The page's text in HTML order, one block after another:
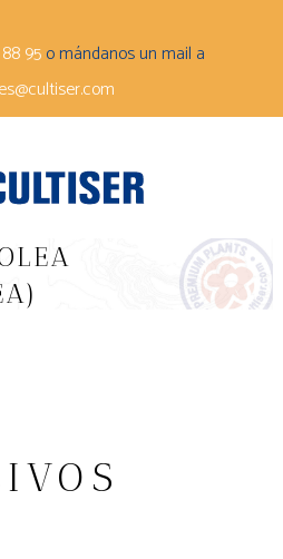
95o mándanos un mail a